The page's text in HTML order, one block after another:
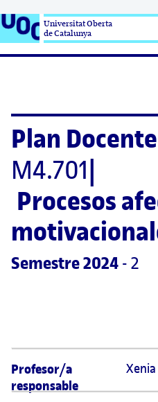
Universitat Oberta
de Catalunya
Plan Docente
M4.701
Procesos
Semestre 2024 - 2
Profesor/a
responsable